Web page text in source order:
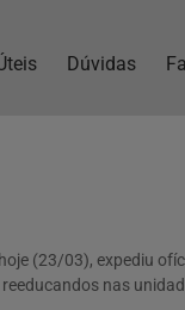
Dúvidas
(23/03), expediu
nas